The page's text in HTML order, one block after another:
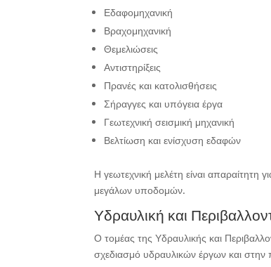
Εδαφομηχανική
Βραχομηχανική
Θεμελιώσεις
Αντιστηρίξεις
Πρανές και κατολισθήσεις
Σήραγγες και υπόγεια έργα
Γεωτεχνική σεισμική μηχανική
Βελτίωση και ενίσχυση εδαφών
Η γεωτεχνική μελέτη είναι
μεγάλων υποδομών.
Υδραυλική και
Ο τομέας της Υδραυλικής και
σχεδιασμό υδραυλικών έργων και